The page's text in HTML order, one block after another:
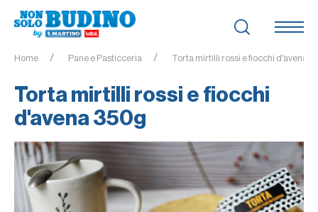
Home Pane e Pasticceria Torta mirtilli rossi e fiocchi d'avena
Torta mirtilli rossi e fiocchi
d'avena 350g